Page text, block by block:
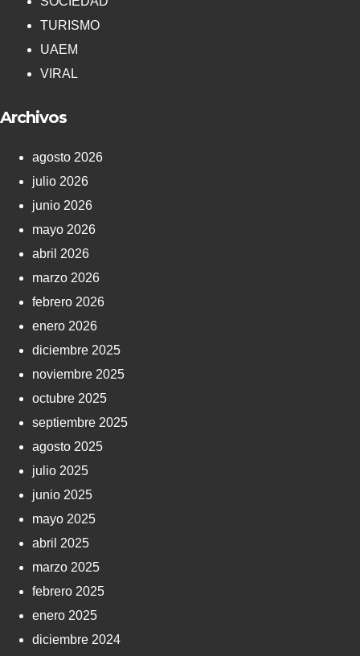
TURISMO
UAEM
VIRAL
Archivos
agosto 2026
julio 2026
junio 2026
mayo 2026
abril 2026
marzo 2026
febrero 2026
enero 2026
diciembre 2025
noviembre 2025
octubre 2025
septiembre 2025
agosto 2025
julio 2025
junio 2025
mayo 2025
abril 2025
marzo 2025
febrero 2025
enero 2025
diciembre 2024